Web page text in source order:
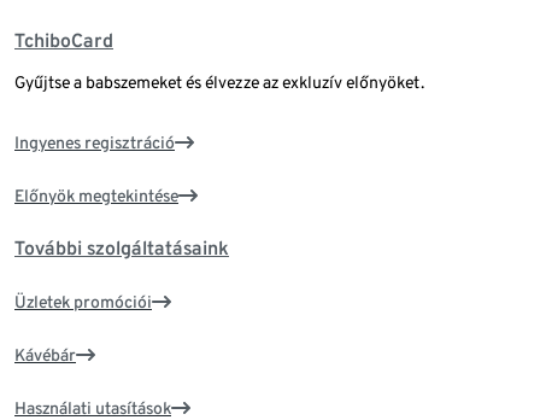
TchiboCard
Gyűjtse a babszemeket és élvezze az exkluzív előnyöket.
Ingyenes regisztráció
Előnyök megtekintése
További szolgáltatásaink
Üzletek promóciói
Kávébár
Használati utasítások